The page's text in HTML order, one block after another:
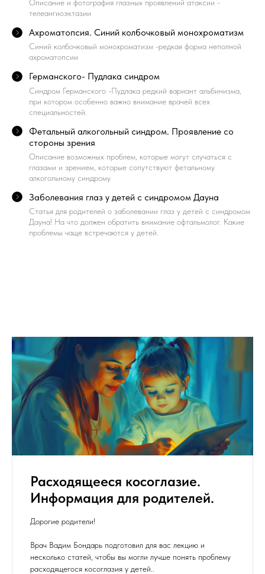
Описание и фотография глазных проявлений атаксии -
телеангиоэктазии
Ахроматопсия. Синий колбочковый монохроматизм
Синий колбочковый монохроматизм -редкая форма неполной
ахроматопсии
Германского- Пудлака синдром
Синдром Германского -Пудлака редкий вариант альбинизма,
при котором особенно важно внимание врачей всех
специальностей.
Фетальный алкогольный синдром. Проявление со
стороны зрения
Описание возможных проблем, которые могут случаться с
глазами и зрением, которые сопутствуют фетальному
алкогольному синдрому
Заболевания глаз у детей с синдромом Дауна
Статья для родителей о заболевании глаз у детей с синдромом
Дауна! На что должен обратить внимание офтальмолог. Какие
проблемы чаще встречаются у детей.
Расходящееся косоглазие.
Информация для родителей.
Дорогие родители!
Врач Вадим Бондарь подготовил для вас лекцию и
несколько статей, чтобы вы могли лучше понять проблему
расходящегося косоглазия у детей..